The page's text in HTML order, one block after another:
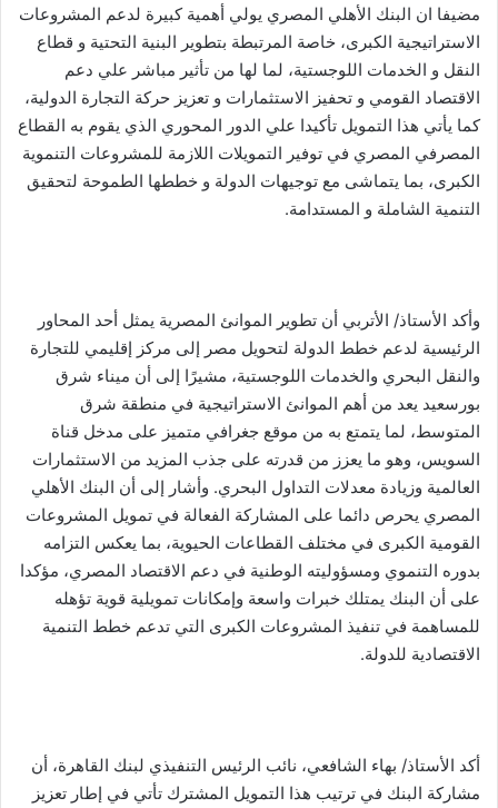
مضيفا ان البنك الأهلي المصري يولي أهمية كبيرة لدعم المشروعات
الاستراتيجية الكبرى، خاصة المرتبطة بتطوير البنية التحتية و قطاع
النقل و الخدمات اللوجستية، لما لها من تأثير مباشر علي دعم
الاقتصاد القومي و تحفيز الاستثمارات و تعزيز حركة التجارة الدولية،
كما يأتي هذا التمويل تأكيدا علي الدور المحوري الذي يقوم به القطاع
المصرفي المصري في توفير التمويلات اللازمة للمشروعات التنموية
الكبرى، بما يتماشى مع توجيهات الدولة و خططها الطموحة لتحقيق
التنمية الشاملة و المستدامة.
وأكد الأستاذ/ الأتربي أن تطوير الموانئ المصرية يمثل أحد المحاور
الرئيسية لدعم خطط الدولة لتحويل مصر إلى مركز إقليمي للتجارة
والنقل البحري والخدمات اللوجستية، مشيرًا إلى أن ميناء شرق
بورسعيد يعد من أهم الموانئ الاستراتيجية في منطقة شرق
المتوسط، لما يتمتع به من موقع جغرافي متميز على مدخل قناة
السويس، وهو ما يعزز من قدرته على جذب المزيد من الاستثمارات
العالمية وزيادة معدلات التداول البحري. وأشار إلى أن البنك الأهلي
المصري يحرص دائما على المشاركة الفعالة في تمويل المشروعات
القومية الكبرى في مختلف القطاعات الحيوية، بما يعكس التزامه
بدوره التنموي ومسؤوليته الوطنية في دعم الاقتصاد المصري، مؤكدا
على أن البنك يمتلك خبرات واسعة وإمكانات تمويلية قوية تؤهله
للمساهمة في تنفيذ المشروعات الكبرى التي تدعم خطط التنمية
الاقتصادية للدولة.
أكد الأستاذ/ بهاء الشافعي، نائب الرئيس التنفيذي لبنك القاهرة، أن
مشاركة البنك في ترتيب هذا التمويل المشترك تأتي في إطار تعزيز